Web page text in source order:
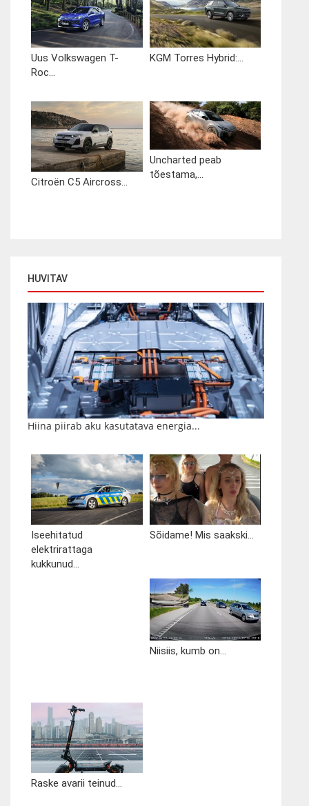
Uus Volkswagen T-
Roc...
KGM Torres Hybrid:...
Citroën C5 Aircross...
Uncharted peab
tõestama,...
HUVITAV
Hiina piirab aku kasutatava energia...
Iseehitatud
elektrirattaga
kukkunud...
Sõidame! Mis saakski...
Niisiis, kumb on...
Raske avarii teinud...